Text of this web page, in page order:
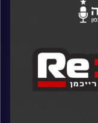
מהקולות
הילה אקסלרד
של החברה
הייטק, מנכ"ל "מגו"
ומחבר הספר